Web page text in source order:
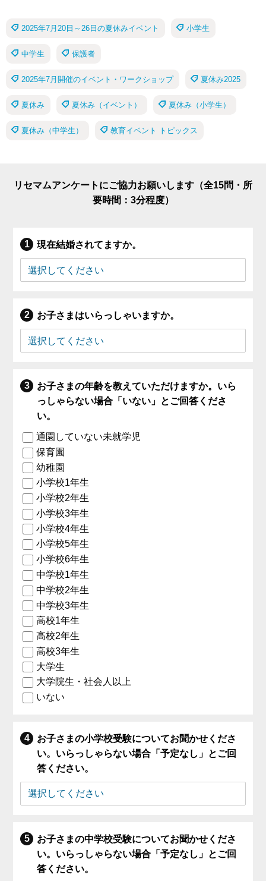
2025年7月20日～26日の夏休みイベント 小学生
中学生 保護者
2025年7月開催のイベント・ワークショップ 夏休み2025
夏休み 夏休み（イベント） 夏休み（小学生）
夏休み（中学生） 教育イベント トピックス
リセマムアンケートにご協力お願いします（全15問・所
要時間：3分程度）
現在結婚されてますか。
お子さまはいらっしゃいますか。
お子さまの年齢を教えていただけますか。いら
っしゃらない場合「いない」とご回答くださ
い。
通園していない未就学児
保育園
幼稚園
小学校1年生
小学校2年生
小学校3年生
小学校4年生
小学校5年生
小学校6年生
中学校1年生
中学校2年生
中学校3年生
高校1年生
高校2年生
高校3年生
大学生
大学院生・社会人以上
いない
お子さまの小学校受験についてお聞かせくださ
い。いらっしゃらない場合「予定なし」とご回
答ください。
お子さまの中学校受験についてお聞かせくださ
い。いらっしゃらない場合「予定なし」とご回
答ください。